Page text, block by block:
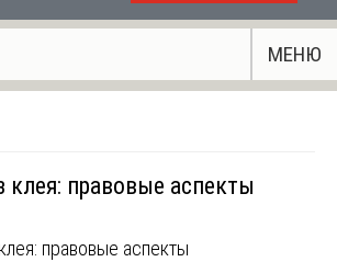
МЕНЮ
клея: правовые аспекты